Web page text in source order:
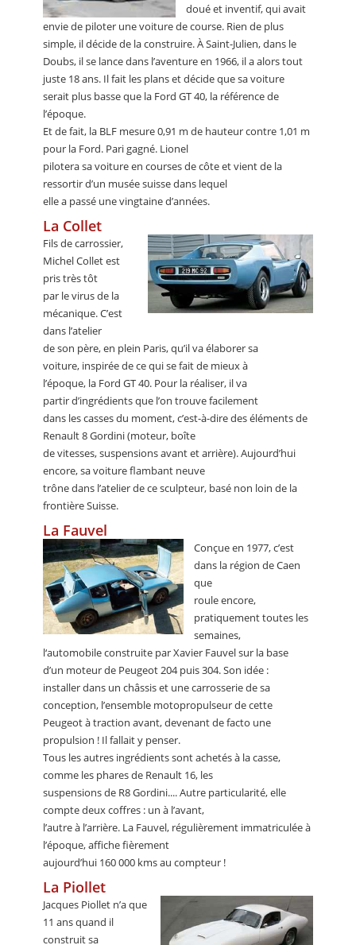
doué et inventif, qui avait
envie de piloter une voiture de course. Rien de plus
simple, il décide de la construire. À Saint-Julien, dans le
Doubs, il se lance dans l’aventure en 1966, il a alors tout
juste 18 ans. Il fait les plans et décide que sa voiture
serait plus basse que la Ford GT 40, la référence de
l’époque.
Et de fait, la BLF mesure 0,91 m de hauteur contre 1,01 m
pour la Ford. Pari gagné. Lionel
pilotera sa voiture en courses de côte et vient de la
ressortir d’un musée suisse dans lequel
elle a passé une vingtaine d’années.
La Collet
Fils de carrossier,
Michel Collet est
pris très tôt
par le virus de la
mécanique. C’est
dans l’atelier
de son père, en plein Paris, qu’il va élaborer sa
voiture, inspirée de ce qui se fait de mieux à
l’époque, la Ford GT 40. Pour la réaliser, il va
partir d’ingrédients que l’on trouve facilement
dans les casses du moment, c’est-à-dire des éléments de
Renault 8 Gordini (moteur, boîte
de vitesses, suspensions avant et arrière). Aujourd’hui
encore, sa voiture flambant neuve
trône dans l’atelier de ce sculpteur, basé non loin de la
frontière Suisse.
La Fauvel
Conçue en 1977, c’est
dans la région de Caen
que
roule encore,
pratiquement toutes les
semaines,
l‘automobile construite par Xavier Fauvel sur la base
d’un moteur de Peugeot 204 puis 304. Son idée :
installer dans un châssis et une carrosserie de sa
conception, l’ensemble motopropulseur de cette
Peugeot à traction avant, devenant de facto une
propulsion ! Il fallait y penser.
Tous les autres ingrédients sont achetés à la casse,
comme les phares de Renault 16, les
suspensions de R8 Gordini.... Autre particularité, elle
compte deux coffres : un à l’avant,
l’autre à l’arrière. La Fauvel, régulièrement immatriculée à
l’époque, affiche fièrement
aujourd’hui 160 000 kms au compteur !
La Piollet
Jacques Piollet n’a que
11 ans quand il
construit sa